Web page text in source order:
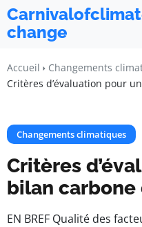
change
Accueil
Changements
Critères d’évaluation pour
Changements climatiques
Critères
bilan
EN BREF Qualité des